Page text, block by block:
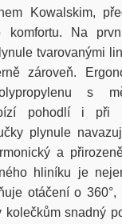
Kowalskim,
komfortu. Na
tvarovanými
zároveň.
s
pohodlí i při
plynule
a
hliníku je
otáčení o
kolečkům snadný